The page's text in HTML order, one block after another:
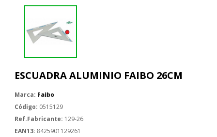
ESCUADRA ALUMINIO FAIBO 26CM
Marca: Faibo
Código: 0515129
Ref.Fabricante: 129-26
EAN13: 8425901129261